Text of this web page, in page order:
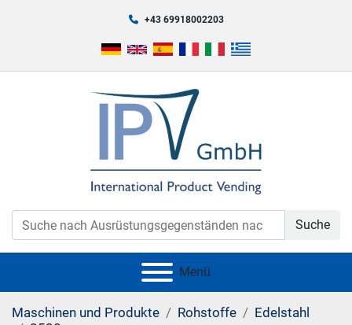
+43 69918002203
Suche
Menü
Maschinen und Produkte Rohstoffe
Edelstahl